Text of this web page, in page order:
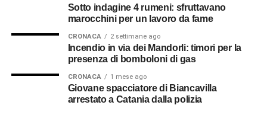
Sotto indagine 4 rumeni: sfruttavano
marocchini per un lavoro da fame
CRONACA 2 settimane ago
Incendio in via dei Mandorli: timori per la
presenza di bomboloni di gas
CRONACA 1 mese ago
Giovane spacciatore di Biancavilla
arrestato a Catania dalla polizia